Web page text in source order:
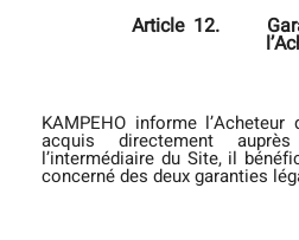
Article 12.
KAMPEHO informe
acquis directement
l’intermédiaire du Site, il
concerné des deux garanties